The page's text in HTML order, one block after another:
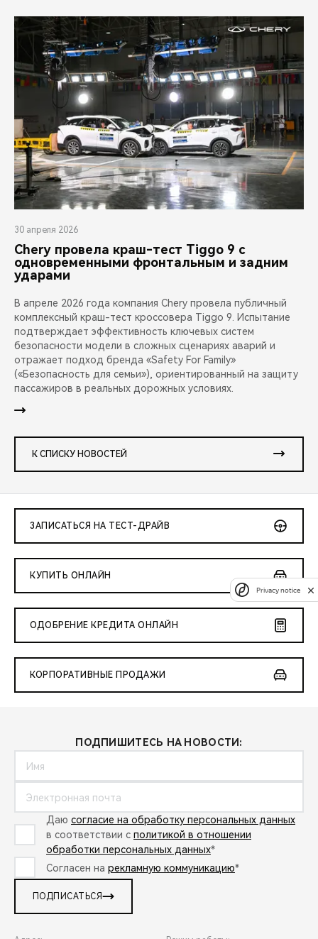
30 апреля 2026
Chery провела краш-тест Tiggo 9 с
одновременными фронтальным и задним
ударами
В апреле 2026 года компания Chery провела публичный
комплексный краш-тест кроссовера Tiggo 9. Испытание
подтверждает эффективность ключевых систем
безопасности модели в сложных сценариях аварий и
отражает подход бренда «Safety For Family»
(«Безопасность для семьи»), ориентированный на защиту
пассажиров в реальных дорожных условиях.
К СПИСКУ НОВОСТЕЙ
ЗАПИСАТЬСЯ НА ТЕСТ-ДРАЙВ
КУПИТЬ ОНЛАЙН
ОДОБРЕНИЕ КРЕДИТА ОНЛАЙН
КОРПОРАТИВНЫЕ ПРОДАЖИ
ПОДПИШИТЕСЬ НА НОВОСТИ:
Даю согласие на обработку персональных данных
в соответствии с политикой в отношении
обработки персональных данных*
Согласен на рекламную коммуникацию*
ПОДПИСАТЬСЯ
Privacy notice